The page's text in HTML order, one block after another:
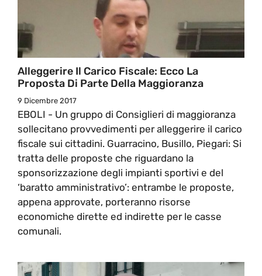
Alleggerire Il Carico Fiscale: Ecco La
Proposta Di Parte Della Maggioranza
9 Dicembre 2017
EBOLI - Un gruppo di Consiglieri di maggioranza
sollecitano provvedimenti per alleggerire il carico
fiscale sui cittadini. Guarracino, Busillo, Piegari: Si
tratta delle proposte che riguardano la
sponsorizzazione degli impianti sportivi e del
‘baratto amministrativo’: entrambe le proposte,
appena approvate, porteranno risorse
economiche dirette ed indirette per le casse
comunali.